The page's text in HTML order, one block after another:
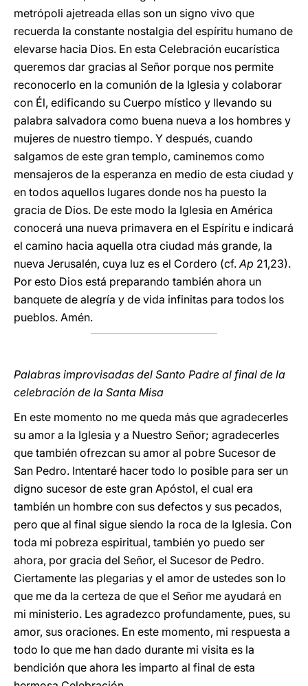
metrópoli ajetreada ellas son un signo vivo que
recuerda la constante nostalgia del espíritu humano de
elevarse hacia Dios. En esta Celebración eucarística
queremos dar gracias al Señor porque nos permite
reconocerlo en la comunión de la Iglesia y colaborar
con Él, edificando su Cuerpo místico y llevando su
palabra salvadora como buena nueva a los hombres y
mujeres de nuestro tiempo. Y después, cuando
salgamos de este gran templo, caminemos como
mensajeros de la esperanza en medio de esta ciudad y
en todos aquellos lugares donde nos ha puesto la
gracia de Dios. De este modo la Iglesia en América
conocerá una nueva primavera en el Espíritu e indicará
el camino hacia aquella otra ciudad más grande, la
nueva Jerusalén, cuya luz es el Cordero (cf.Ap 21,23).
Por esto Dios está preparando también ahora un
banquete de alegría y de vida infinitas para todos los
pueblos. Amén.
Palabras improvisadas del Santo Padre al final de la
celebración de la Santa Misa
En este momento no me queda más que agradecerles
su amor a la Iglesia y a Nuestro Señor; agradecerles
que también ofrezcan su amor al pobre Sucesor de
San Pedro. Intentaré hacer todo lo posible para ser un
digno sucesor de este gran Apóstol, el cual era
también un hombre con sus defectos y sus pecados,
pero que al final sigue siendo la roca de la Iglesia. Con
toda mi pobreza espiritual, también yo puedo ser
ahora, por gracia del Señor, el Sucesor de Pedro.
Ciertamente las plegarias y el amor de ustedes son lo
que me da la certeza de que el Señor me ayudará en
mi ministerio. Les agradezco profundamente, pues, su
amor, sus oraciones. En este momento, mi respuesta a
todo lo que me han dado durante mi visita es la
bendición que ahora les imparto al final de esta